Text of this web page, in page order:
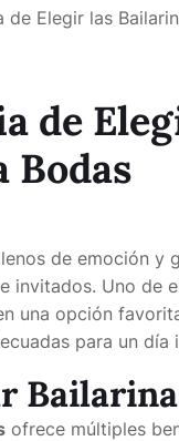
de Elegir las
de
Bodas
de emoción y
invitados. Uno de
una opción
para un día
ofrece múltiples